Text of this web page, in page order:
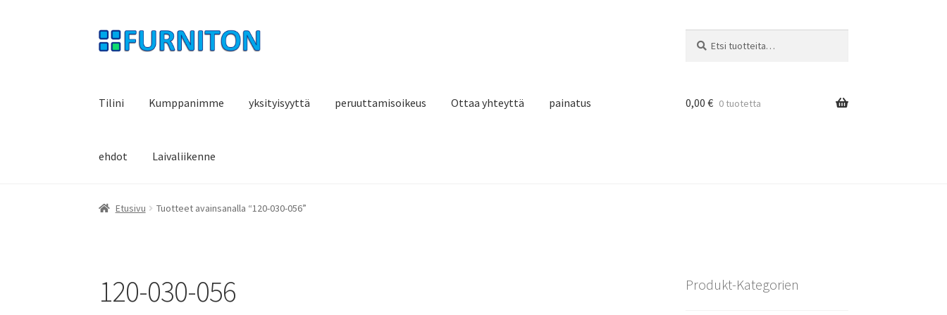
Siirry
navigointiin
Siirry
sisältöön
Tilini Kumppanimme yksityisyyttä peruuttamisoikeus Ottaa yhteyttä painatus
ehdot Laivaliikenne
0,00 € 0 tuotetta
Etusivu Tuotteet avainsanalla “120-030-056”
120-030-056 Produkt-Kategorien